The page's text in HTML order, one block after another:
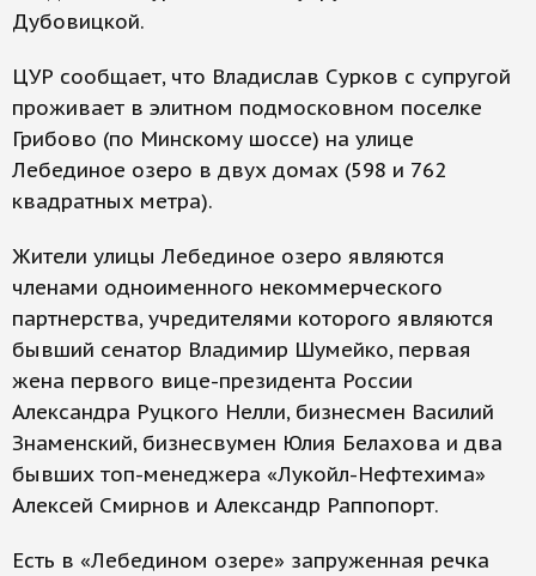
Дубовицкой.
ЦУР сообщает, что Владислав Сурков с супругой
проживает в элитном подмосковном поселке
Грибово (по Минскому шоссе) на улице
Лебединое озеро в двух домах (598 и 762
квадратных метра).
Жители улицы Лебединое озеро являются
членами одноименного некоммерческого
партнерства, учредителями которого являются
бывший сенатор Владимир Шумейко, первая
жена первого вице-президента России
Александра Руцкого Нелли, бизнесмен Василий
Знаменский, бизнесвумен Юлия Белахова и два
бывших топ-менеджера «Лукойл-Нефтехима»
Алексей Смирнов и Александр Раппопорт.
Есть в «Лебедином озере» запруженная речка